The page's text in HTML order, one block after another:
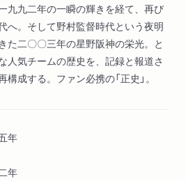
九九二年の一瞬の輝きを経て、再び
へ。そして野村監督時代という夜明
た二〇〇三年の星野阪神の栄光。と
人気チームの歴史を、記録と報道さ
成する。ファン必携の「正史」。
年
年